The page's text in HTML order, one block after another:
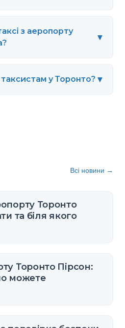
з аеропорту
▾
у Торонто? ▾
Всі новини →
Торонто
та біля якого
Торонто Пірсон:
можете